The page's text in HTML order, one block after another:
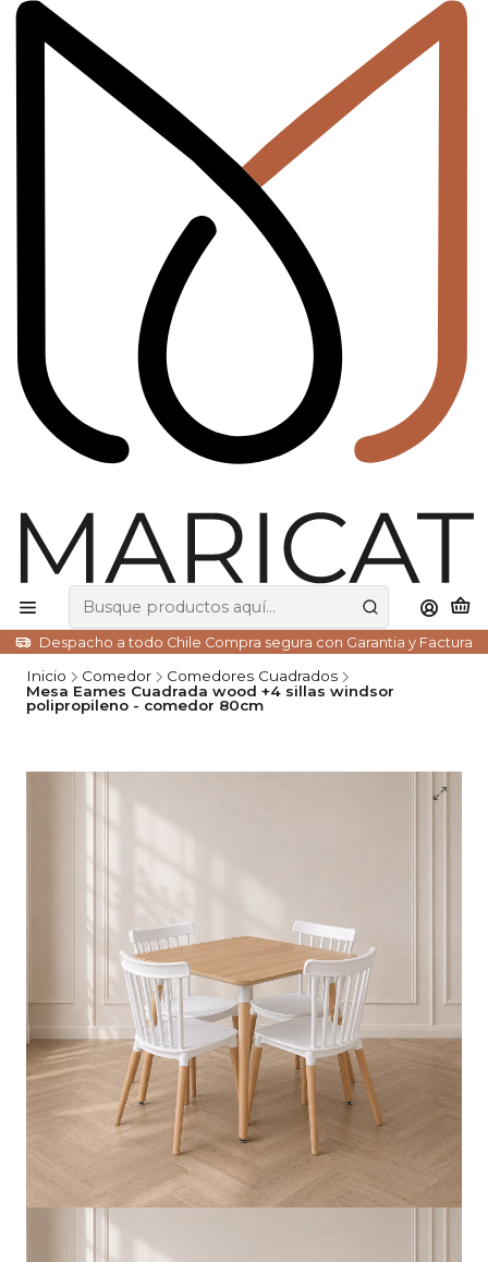
Despacho a todo Chile Compra segura con Garantia y Factura
Inicio Comedor
Comedores Cuadrados
Mesa Eames Cuadrada wood +4 sillas windsor
polipropileno - comedor 80cm